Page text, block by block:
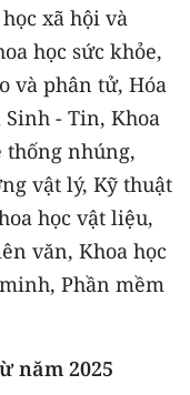
xã hội và
học sức khỏe,
và phân tử, Hóa
- Tin, Khoa
thống nhúng,
vật lý, Kỹ thuật
học vật liệu,
văn, Khoa học
Phần mềm
năm 2025